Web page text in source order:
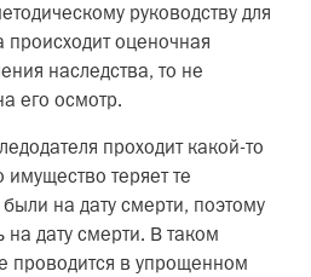
руководству для
происходит оценочная
наследства, то не
его осмотр.
проходит какой-то
теряет те
на дату смерти, поэтому
дату смерти. В таком
проводится в упрощенном